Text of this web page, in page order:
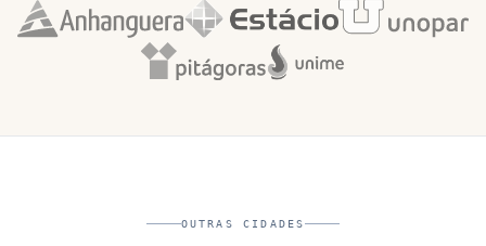
OUTRAS CIDADES